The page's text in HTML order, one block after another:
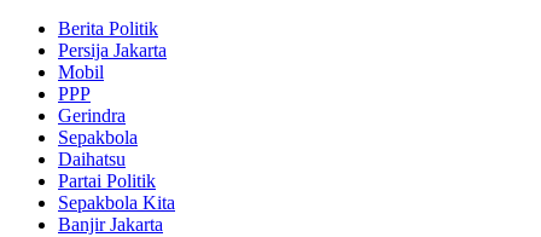
Berita Politik
Persija Jakarta
Mobil
PPP
Gerindra
Sepakbola
Daihatsu
Partai Politik
Sepakbola Kita
Banjir Jakarta